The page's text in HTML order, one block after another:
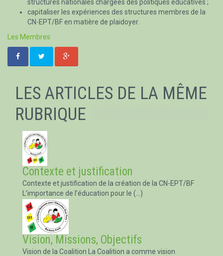
structures nationales chargées des politiques éducatives ;
capitaliser les expériences des structures membres de la
CN-EPT/BF en matière de plaidoyer.
Les Membres
LES ARTICLES DE LA MÊME
RUBRIQUE
Contexte et justification
Contexte et justification de la création de la CN-EPT/BF
L’importance de l’éducation pour le (…)
Vision, Missions, Objectifs
Vision de la Coalition La Coalition a comme vision